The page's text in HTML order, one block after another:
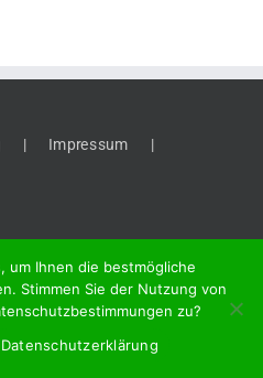
Impressum
+ Cie AG, Vordergasse 58, 8201
um Ihnen die bestmögliche
Stimmen Sie der Nutzung von
zu?
Datenschutzerklärung